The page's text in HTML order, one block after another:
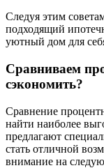
Следуя этим
подходящий
уютный дом для
Сравниваем
сэкономить?
Сравнение
найти наиболее
предлагают
стать отличной
внимание на